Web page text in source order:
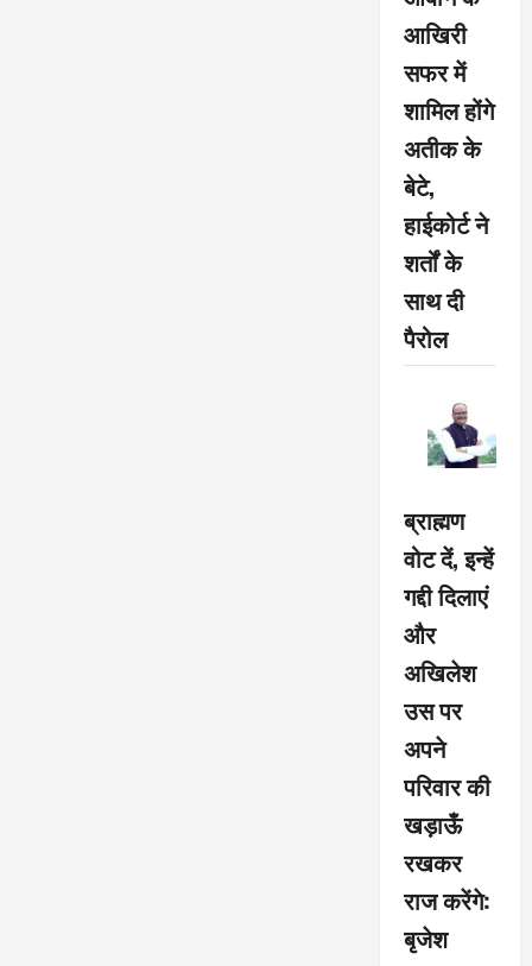
आखिरी
सफर में
शामिल होंगे
अतीक के
बेटे,
हाईकोर्ट ने
शर्तों के
साथ दी
पैरोल
ब्राह्मण
वोट दें, इन्हें
गद्दी दिलाएं
और
अखिलेश
उस पर
अपने
परिवार की
खड़ाऊँ
रखकर
राज करेंगे:
बृजेश